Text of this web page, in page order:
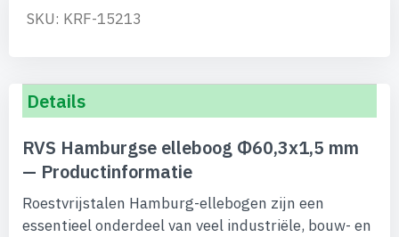
SKU: KRF-15213
Details
RVS Hamburgse elleboog Φ60,3x1,5 mm
— Productinformatie
Roestvrijstalen Hamburg-ellebogen zijn een
essentieel onderdeel van veel industriële, bouw- en